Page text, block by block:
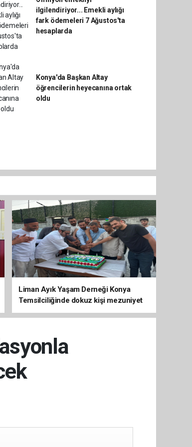
ilgilendiriyor... Emekli aylığı
fark ödemeleri 7 Ağustos'ta
hesaplarda
Konya'da Başkan Altay
öğrencilerin heyecanına ortak
oldu
Liman Ayık Yaşam Derneği Konya
Temsilciliğinde dokuz kişi mezuniyet
sevinci yaşadı